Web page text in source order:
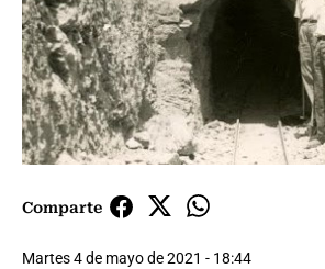
Comparte
Martes 4 de mayo de 2021 - 18:44